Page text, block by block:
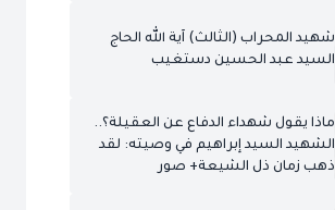
شهيد المحراب (الثالث) آية الله الحاج
السيد عبد الحسين دستغيب
ماذا يقول شهداء الدفاع عن العقيلة؟..
الشهيد السيد إبراهيم في وصيته: لقد
ذهب زمان ذل الشيعة+ صور